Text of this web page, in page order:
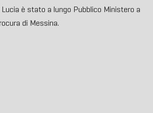
è stato a lungo Pubblico Ministero a
di Messina.